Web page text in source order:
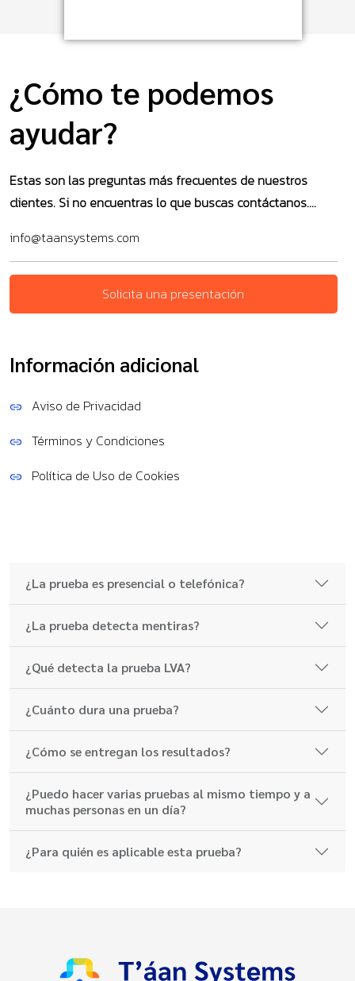
¿Cómo te podemos
ayudar?
Estas son las preguntas más frecuentes de nuestros
clientes. Si no encuentras lo que buscas contáctanos....
info@taansystems.com
Solicita una presentación
Información adicional
Aviso de Privacidad
Términos y Condiciones
Política de Uso de Cookies
¿La prueba es presencial o telefónica?
¿La prueba detecta mentiras?
¿Qué detecta la prueba LVA?
¿Cuánto dura una prueba?
¿Cómo se entregan los resultados?
¿Puedo hacer varias pruebas al mismo tiempo y a
muchas personas en un día?
¿Para quién es aplicable esta prueba?